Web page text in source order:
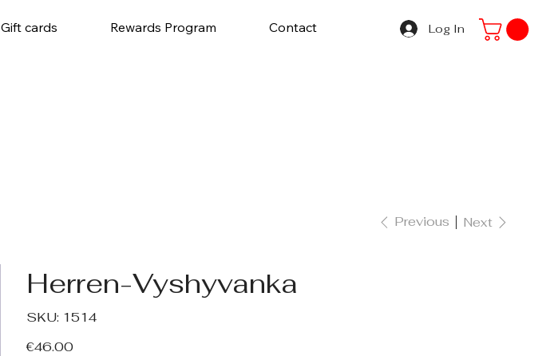
Log In
Gift cards Rewards Program Contact
Previous Next
Herren-Vyshyvanka
SKU:
SKU
1514
1514
Price
€46.00